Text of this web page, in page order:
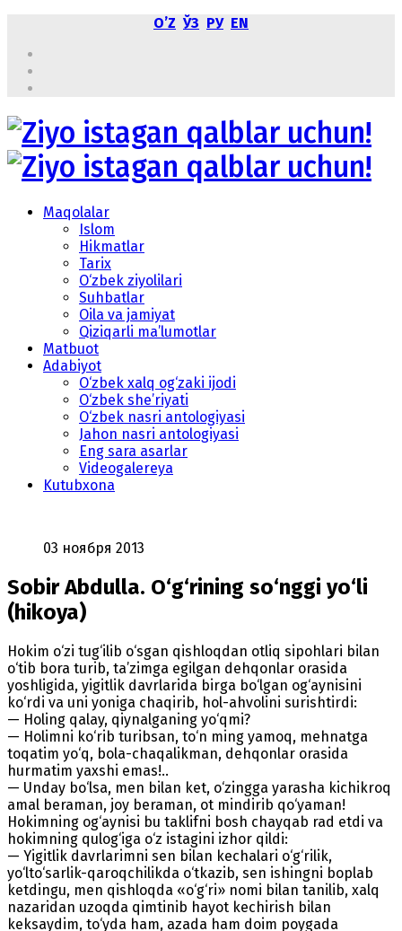
OʼZ ЎЗ РУ EN
Maqolalar
Islom
Hikmatlar
Tarix
O‘zbek ziyolilari
Suhbatlar
Oila va jamiyat
Qiziqarli ma’lumotlar
Matbuot
Adabiyot
O‘zbek xalq og‘zaki ijodi
O‘zbek she’riyati
O‘zbek nasri antologiyasi
Jahon nasri antologiyasi
Eng sara asarlar
Videogalereya
Kutubxona
03 ноября 2013
Sobir Abdulla. O‘g‘rining so‘nggi yo‘li
(hikoya)
Hokim o‘zi tug‘ilib o‘sgan qishloqdan otliq sipohlari bilan
o‘tib bora turib, ta’zimga egilgan dehqonlar orasida
yoshligida, yigitlik davrlarida birga bo‘lgan og‘aynisini
ko‘rdi va uni yoniga chaqirib, hol-ahvolini surishtirdi:
— Holing qalay, qiynalganing yo‘qmi?
— Holimni ko‘rib turibsan, to‘n ming yamoq, mehnatga
toqatim yo‘q, bola-chaqalikman, dehqonlar orasida
hurmatim yaxshi emas!..
— Unday bo‘lsa, men bilan ket, o‘zingga yarasha kichikroq
amal beraman, joy beraman, ot mindirib qo‘yaman!
Hokimning og‘aynisi bu taklifni bosh chayqab rad etdi va
hokimning qulog‘iga o‘z istagini izhor qildi:
— Yigitlik davrlarimni sen bilan kechalari o‘g‘rilik,
yo‘lto‘sarlik-qaroqchilikda o‘tkazib, sen ishingni boplab
ketdingu, men qishloqda «o‘g‘ri» nomi bilan tanilib, xalq
nazaridan uzoqda qimtinib hayot kechirish bilan
keksaydim, to‘yda ham, azada ham doim poygada